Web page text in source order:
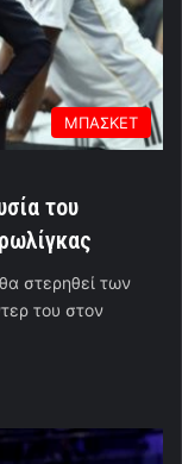
ΜΠΑΣΚΕΤ
του
στερηθεί των
του στον